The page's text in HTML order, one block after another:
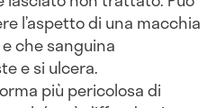
l’aspetto di una macchia
che sanguina
e si ulcera.
più pericolosa di